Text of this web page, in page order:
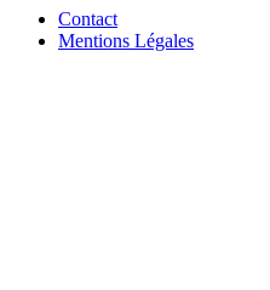
Contact
Mentions Légales